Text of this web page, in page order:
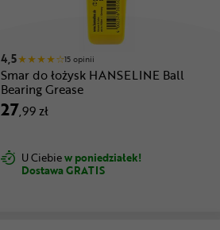
4,5 15 opinii
Smar do łożysk HANSELINE Ball
Bearing Grease
27,99 zł
U Ciebiew poniedziałek!
Dostawa GRATIS